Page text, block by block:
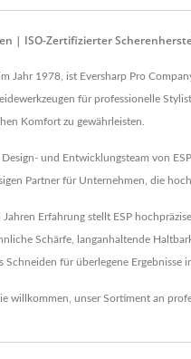
| ISO-Zertifizierter
Jahr 1978, ist Eversharp Pro
für professionelle
Komfort zu gewährleisten.
Design- und Entwicklungsteam von
Partner für Unternehmen, die
Erfahrung stellt ESP
Schärfe, langanhaltende
Schneiden für überlegene Ergebnisse
willkommen, unser Sortiment an